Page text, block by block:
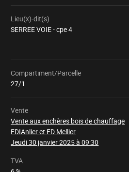
Lieu(x)-dit(s)
SERREE VOIE - cpe 4
Compartiment/Parcelle
27/1
Vente
Vente aux enchères bois de chauffage
FDIAnlier et FD Mellier
Jeudi 30 janvier 2025 à 09:30
Chargement
TVA